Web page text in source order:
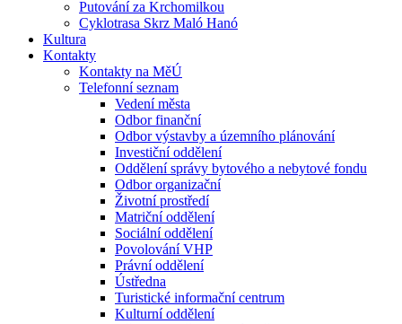
Putování za Krchomilkou
Cyklotrasa Skrz Maló Hanó
Kultura
Kontakty
Kontakty na MěÚ
Telefonní seznam
Vedení města
Odbor finanční
Odbor výstavby a územního plánování
Investiční oddělení
Oddělení správy bytového a nebytové fondu
Odbor organizační
Životní prostředí
Matriční oddělení
Sociální oddělení
Povolování VHP
Právní oddělení
Ústředna
Turistické informační centrum
Kulturní oddělení